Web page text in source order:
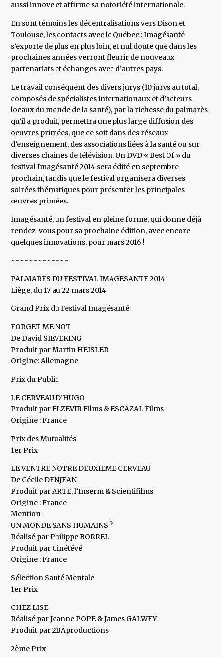
aussi innove et affirme sa notoriété internationale.
En sont témoins les décentralisations vers Dison et
Toulouse, les contacts avec le Québec : Imagésanté
s’exporte de plus en plus loin, et nul doute que dans les
prochaines années verront fleurir de nouveaux
partenariats et échanges avec d’autres pays.
Le travail conséquent des divers jurys (10 jurys au total,
composés de spécialistes internationaux et d’acteurs
locaux du monde de la santé), par la richesse du palmarès
qu’il a produit, permettra une plus large diffusion des
oeuvres primées, que ce soit dans des réseaux
d’enseignement, des associations liées à la santé ou sur
diverses chaines de télévision. Un DVD « Best Of » du
festival Imagésanté 2014 sera édité en septembre
prochain, tandis que le festival organisera diverses
soirées thématiques pour présenter les principales
œuvres primées.
Imagésanté, un festival en pleine forme, qui donne déjà
rendez-vous pour sa prochaine édition, avec encore
quelques innovations, pour mars 2016 !
~~~~~~~~~~~~~
PALMARES DU FESTIVAL IMAGESANTE 2014
Liège, du 17 au 22 mars 2014
Grand Prix du Festival Imagésanté
FORGET ME NOT
De David SIEVEKING
Produit par Martin HEISLER
Origine: Allemagne
Prix du Public
LE CERVEAU D’HUGO
Produit par ELZEVIR Films & ESCAZAL Films
Origine : France
Prix des Mutualités
1er Prix
LE VENTRE NOTRE DEUXIEME CERVEAU
De Cécile DENJEAN
Produit par ARTE, l’Inserm & Scientifilms
Origine : France
Mention
UN MONDE SANS HUMAINS ?
Réalisé par Philippe BORREL
Produit par Cinétévé
Origine : France
Sélection Santé Mentale
1er Prix
CHEZ LISE
Réalisé par Jeanne POPE & James GALWEY
Produit par 2BAproductions
2ème Prix